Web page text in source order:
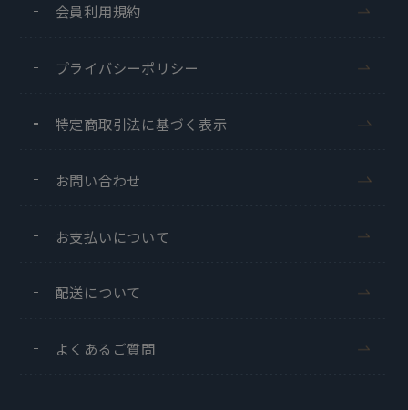
会員利用規約
プライバシーポリシー
特定商取引法に基づく表示
お問い合わせ
お支払いについて
配送について
よくあるご質問